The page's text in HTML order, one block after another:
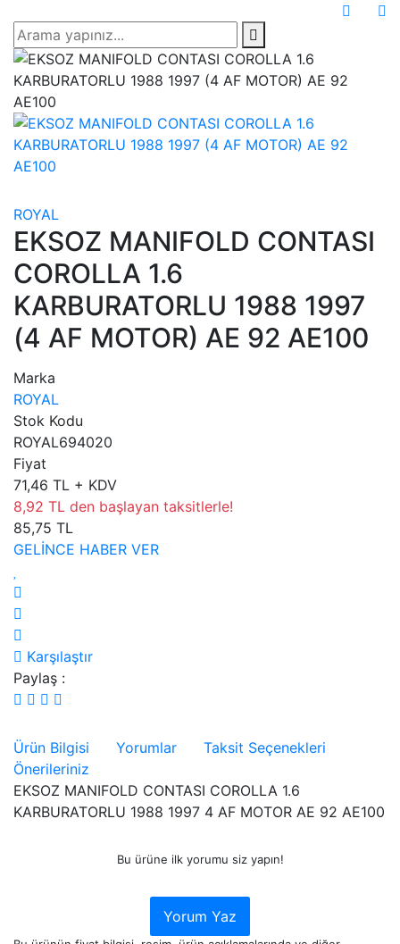
ROYAL
EKSOZ MANIFOLD CONTASI
COROLLA 1.6
KARBURATORLU 1988 1997
(4 AF MOTOR) AE 92 AE100
Marka
ROYAL
Stok Kodu
ROYAL694020
Fiyat
71,46 TL + KDV
8,92 TL den başlayan taksitlerle!
85,75 TL
GELİNCE HABER VER
Karşılaştır
Paylaş :
Ürün Bilgisi Yorumlar
Taksit Seçenekleri
Önerileriniz
EKSOZ MANIFOLD CONTASI COROLLA 1.6
KARBURATORLU 1988 1997 4 AF MOTOR AE 92 AE100
Bu ürüne ilk yorumu siz yapın!
Yorum Yaz